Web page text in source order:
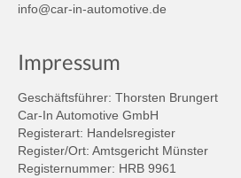
info@car-in-automotive.de
Impressum
Geschäftsführer: Thorsten Brungert
Car-In Automotive GmbH
Registerart: Handelsregister
Register/Ort: Amtsgericht Münster
Registernummer: HRB 9961